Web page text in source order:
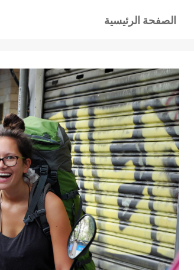
الصفحة الرئيسية